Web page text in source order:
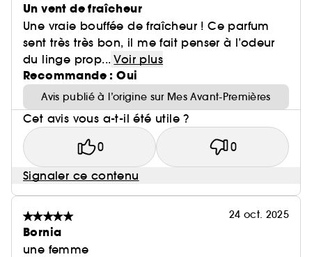
Un vent de fraîcheur
Une vraie bouffée de fraîcheur ! Ce parfum
sent très très bon, il me fait penser à l’odeur
du linge prop... Voir plus
Recommande : Oui
Avis publié à l’origine sur Mes Avant-Premières
Cet avis vous a-t-il été utile ?
0 0
Signaler ce contenu
24 oct. 2025
Bornia
une femme